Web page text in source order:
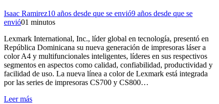
Isaac Ramirez10 años desde que se envió9 años desde que se
envió01 minutos
Lexmark International, Inc., líder global en tecnología, presentó en
República Dominicana su nueva generación de impresoras láser a
color A4 y multifuncionales inteligentes, líderes en sus respectivos
segmentos en aspectos como calidad, confiabilidad, productividad y
facilidad de uso. La nueva línea a color de Lexmark está integrada
por las series de impresoras CS700 y CS800…
Leer más